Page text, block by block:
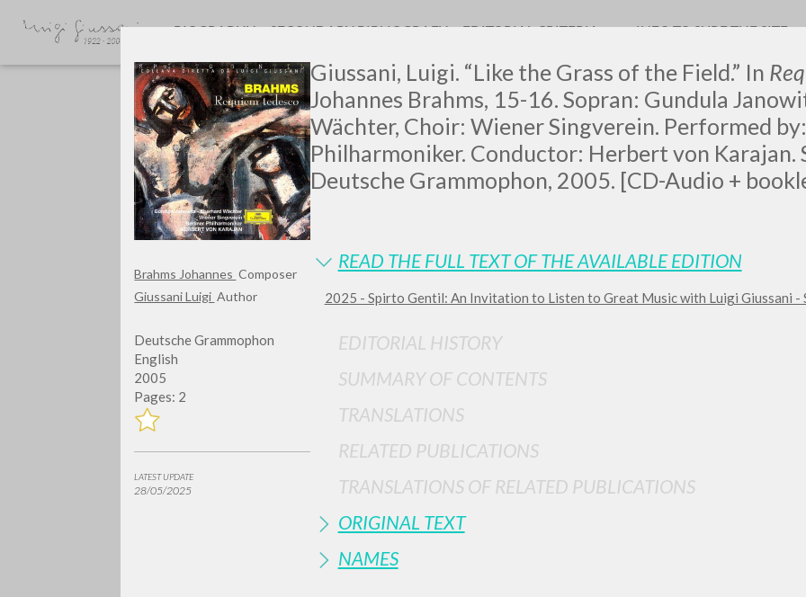
Brahms Johannes Composer
Giussani Luigi Author
Deutsche Grammophon
English
2005
Pages: 2
LATEST UPDATE
28/05/2025
Giussani, Luigi. “Like the Grass of the Field.” In
Johannes Brahms, 15-16. Sopran: Gundula
Wächter, Choir: Wiener Singverein. Performed
Philharmoniker. Conductor: Herbert von Karajan.
Deutsche Grammophon, 2005. [CD-Audio +
READ THE FULL TEXT OF THE AVAILABLE EDITION
2025 - Spirto Gentil: An Invitation to Listen to Great Music with Luigi Giussani -
EDITORIAL HISTORY
SUMMARY OF CONTENTS
TRANSLATIONS
RELATED PUBLICATIONS
TRANSLATIONS OF RELATED PUBLICATIONS
ORIGINAL TEXT
NAMES
LUIGI
GIUSSANI
scritti
BIOGRAPHY SECONDARY BIBLIOGRAFY EDITORIAL CRITERIA INFO TO SURF THE SITE